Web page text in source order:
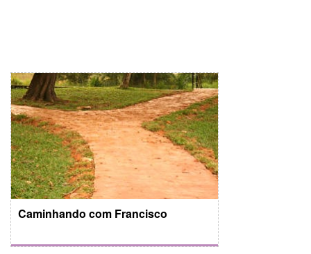
Caminhando com Francisco